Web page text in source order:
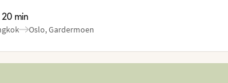
20 min
: Oslo, Gardermoen